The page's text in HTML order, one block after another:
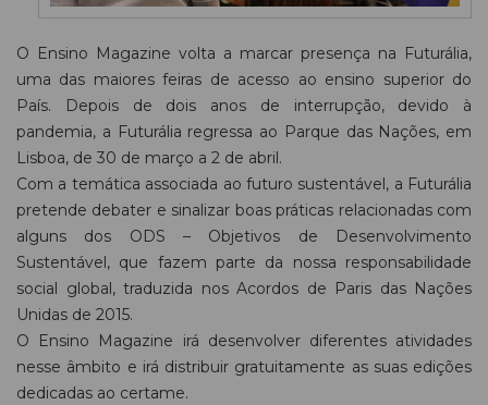
O Ensino Magazine volta a marcar presença na Futurália,
uma das maiores feiras de acesso ao ensino superior do
País. Depois de dois anos de interrupção, devido à
pandemia, a Futurália regressa ao Parque das Nações, em
Lisboa, de 30 de março a 2 de abril.
Com a temática associada ao futuro sustentável, a Futurália
pretende debater e sinalizar boas práticas relacionadas com
alguns dos ODS – Objetivos de Desenvolvimento
Sustentável, que fazem parte da nossa responsabilidade
social global, traduzida nos Acordos de Paris das Nações
Unidas de 2015.
O Ensino Magazine irá desenvolver diferentes atividades
nesse âmbito e irá distribuir gratuitamente as suas edições
dedicadas ao certame.